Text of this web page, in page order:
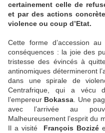
certainement celle de
et par des actions
violence ou coup d’Etat.
Cette forme d’accession
conséquences : la joie des
tristesse des évincés à
antinomiques détermineront
dans une spirale de
Centrafrique, qui a vécu
l’empereur Bokassa . Une
avec l’arrivée au
Malheureusement l’esprit du
Il a visité François Bozizé